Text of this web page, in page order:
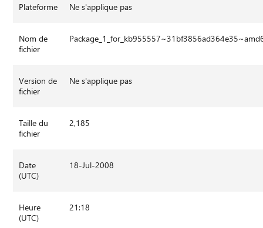
Plateforme Ne s'applique pas
Nom de
fichier
Version de
fichier
Ne s'applique pas
Taille du
fichier
2,185
Date
(UTC)
18-Jul-2008
Heure
(UTC)
21:18